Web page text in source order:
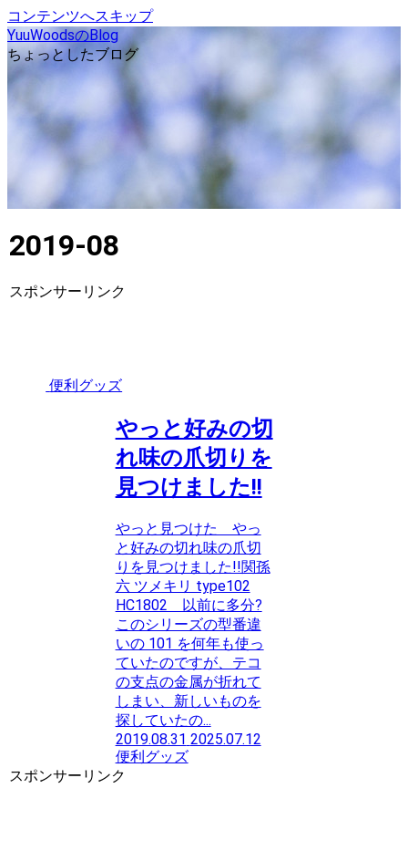
コンテンツへスキップ
YuuWoodsのBlog
ちょっとしたブログ
2019-08
スポンサーリンク
便利グッズ
やっと好みの切
れ味の爪切りを
見つけました!!
やっと見つけた やっ
と好みの切れ味の爪切
りを見つけました!!関孫
六 ツメキリ type102
HC1802 以前に多分?
このシリーズの型番違
いの 101 を何年も使っ
ていたのですが、テコ
の支点の金属が折れて
しまい、新しいものを
探していたの...
2019.08.31 2025.07.12
便利グッズ
スポンサーリンク